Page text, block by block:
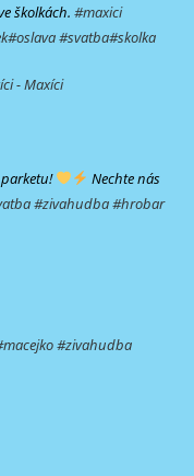
školkách. #maxici
#oslava#svatba#skolka
- Maxíci
Nechte nás
#zivahudba#hrobar
#zivahudba